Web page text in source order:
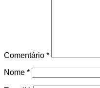
Comentário *
Nome *